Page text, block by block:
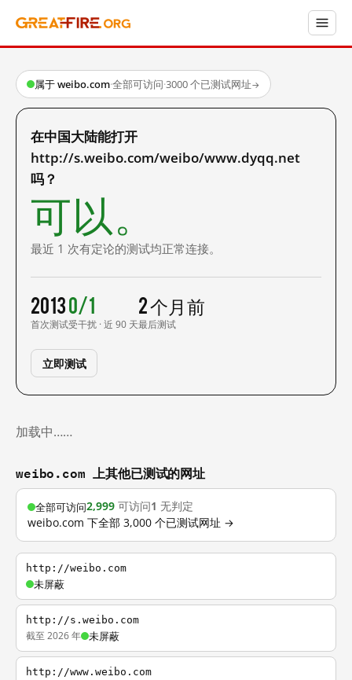
属于 weibo.com·全部可访问·3000 个已测试网址→
在中国大陆能打开
http://s.weibo.com/weibo/www.dyqq.net
吗？
可以。
最近 1 次有定论的测试均正常连接。
2013
首次测试
0/1
受干扰 · 近 90 天
2 个月前
最后测试
立即测试
加载中……
weibo.com 上其他已测试的网址
全部可访问2,999 可访问1 无判定
weibo.com 下全部 3,000 个已测试网址 →
http://weibo.com
未屏蔽
http://s.weibo.com
截至 2026 年 未屏蔽
http://www.weibo.com